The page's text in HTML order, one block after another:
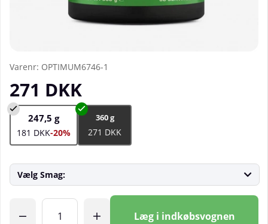
Varenr: OPTIMUM6746-1
271 DKK
247,5 g
181 DKK-20%
360 g
271 DKK
Vælg Smag:
Læg i indkøbsvognen